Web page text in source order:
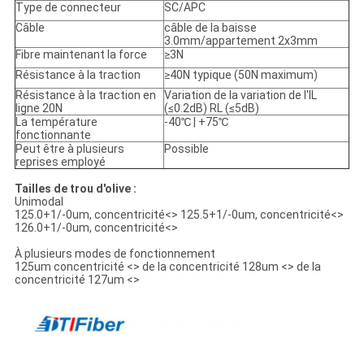
Type de connecteur
SC/APC
Câble
câble de la baisse
3.0mm/appartement 2x3mm
Fibre maintenant la force
≥3N
Résistance à la traction
≥40N typique (50N maximum)
Résistance à la traction en
ligne 20N
Variation de la variation de l'IL
(≤0.2dB) RL (≤5dB)
La température
fonctionnante
-40℃ | +75℃
Peut être à plusieurs
reprises employé
Possible
Tailles de trou d'olive :
Unimodal
125.0+1/-0um, concentricité<> 125.5+1/-0um, concentricité<>
126.0+1/-0um, concentricité<>
À plusieurs modes de fonctionnement
125um concentricité <> de la concentricité 128um <> de la
concentricité 127um <>